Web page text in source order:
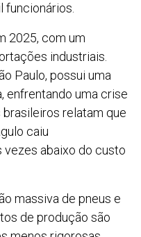
2025, com um
industriais.
Paulo, possui uma
enfrentando uma crise
relatam que
caiu
abaixo do custo
massiva de pneus e
de produção são